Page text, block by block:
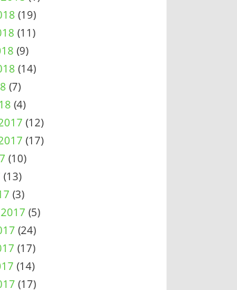
(19)
(11)
(9)
(14)
(7)
(4)
(12)
(17)
(10)
(13)
(3)
(5)
(24)
(17)
(14)
(17)